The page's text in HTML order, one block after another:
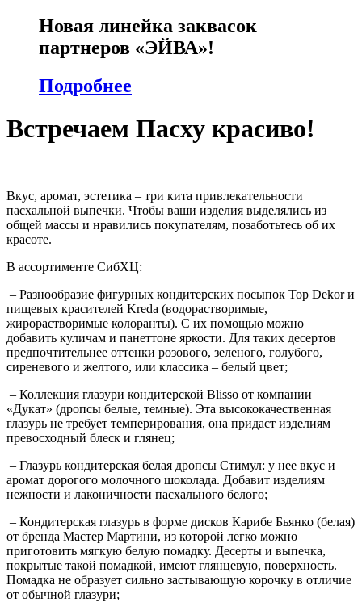
Новая линейка заквасок
партнеров «ЭЙВА»!
Подробнее
Встречаем Пасху красиво!
Вкус, аромат, эстетика – три кита привлекательности
пасхальной выпечки. Чтобы ваши изделия выделялись из
общей массы и нравились покупателям, позаботьтесь об их
красоте.
В ассортименте СибХЦ:
– Разнообразие фигурных кондитерских посыпок Top Dekor и
пищевых красителей Kreda (водорастворимые,
жирорастворимые колоранты). С их помощью можно
добавить куличам и панеттоне яркости. Для таких десертов
предпочтительнее оттенки розового, зеленого, голубого,
сиреневого и желтого, или классика – белый цвет;
– Коллекция глазури кондитерской Blisso от компании
«Дукат» (дропсы белые, темные). Эта высококачественная
глазурь не требует темперирования, она придаст изделиям
превосходный блеск и глянец;
– Глазурь кондитерская белая дропсы Стимул: у нее вкус и
аромат дорогого молочного шоколада. Добавит изделиям
нежности и лаконичности пасхального белого;
– Кондитерская глазурь в форме дисков Карибе Бьянко (белая)
от бренда Мастер Мартини, из которой легко можно
приготовить мягкую белую помадку. Десерты и выпечка,
покрытые такой помадкой, имеют глянцевую, поверхность.
Помадка не образует сильно застывающую корочку в отличие
от обычной глазури;